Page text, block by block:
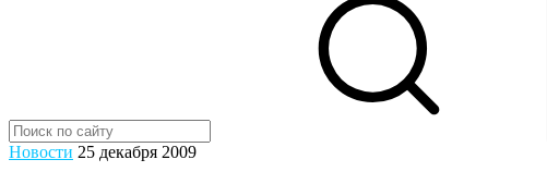
Новости 25 декабря 2009